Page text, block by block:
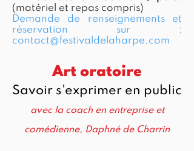
(matériel et repas compris)
Demande de renseignements et
réservation sur :
contact@festivaldelaharpe.com
Art oratoire
Savoir s'exprimer en public
avec la coach en entreprise et
comédienne, Daphné de Charrin